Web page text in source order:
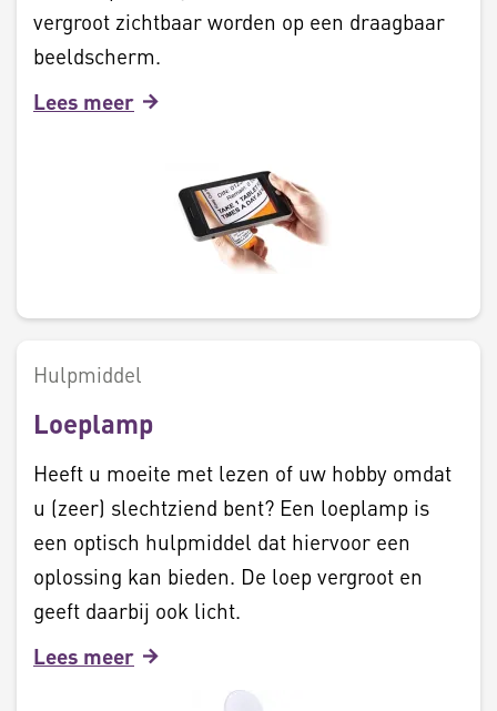
vergroot zichtbaar worden op een draagbaar
beeldscherm.
Lees meer
Hulpmiddel
Loeplamp
Heeft u moeite met lezen of uw hobby omdat
u (zeer) slechtziend bent? Een loeplamp is
een optisch hulpmiddel dat hiervoor een
oplossing kan bieden. De loep vergroot en
geeft daarbij ook licht.
Lees meer